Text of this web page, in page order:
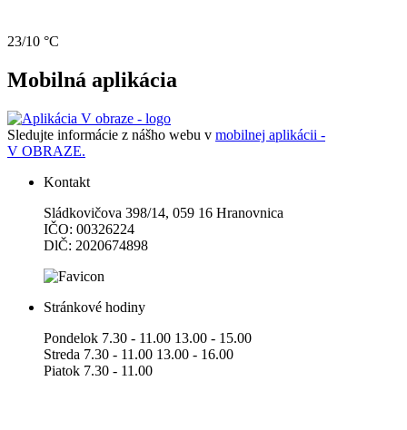
23/10 °C
Mobilná aplikácia
Sledujte informácie z nášho webu v mobilnej aplikácii -
V OBRAZE.
Kontakt
Sládkovičova 398/14, 059 16 Hranovnica
IČO: 00326224
DlČ: 2020674898
Stránkové hodiny
Pondelok 7.30 - 11.00 13.00 - 15.00
Streda 7.30 - 11.00 13.00 - 16.00
Piatok 7.30 - 11.00